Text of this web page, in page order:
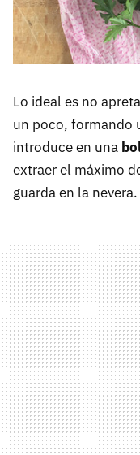
Lo ideal es no
un poco, formando
introduce en una
extraer el máximo
guarda en la nevera.